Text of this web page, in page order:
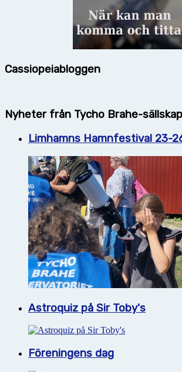
Cassiopeiabloggen
Nyheter från Tycho Brahe-
Limhamns Hamnfestival 23-
Astroquiz på Sir Toby's
Föreningens dag